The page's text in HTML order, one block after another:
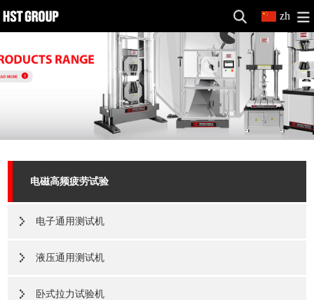
zh
电磁高频疲劳试验
电子通用测试机
液压通用测试机
卧式拉力试验机